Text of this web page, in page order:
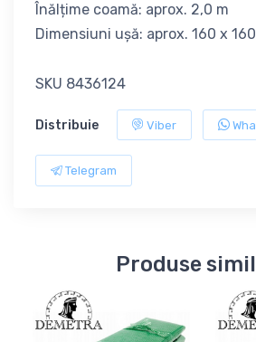
Înălțime coamă: aprox. 2,0 m
Dimensiuni ușă: aprox. 160 x
SKU 8436124
Distribuie Viber
Telegram
Produse